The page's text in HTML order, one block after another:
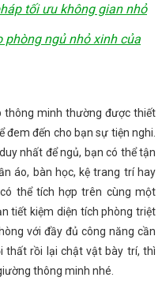
tối ưu không gian nhỏ
phòng ngủ nhỏ xinh của
thông minh thường được thiết
đem đến cho bạn sự tiện nghi.
nhất để ngủ, bạn có thể tận
áo, bàn học, kệ trang trí hay
thể tích hợp trên cùng một
tiết kiệm diện tích phòng triệt
với đầy đủ công năng cần
thất rồi lại chật vật bày trí, thì
thông minh nhé.